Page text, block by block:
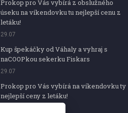
Prokop pro Vás vybírá z obslužného
úseku na víkendovku tu nejlepší cenu z
letáku!
29.07
Kup špekáčky od Váhaly a vyhraj s
naCOOPkou sekerku Fiskars
29.07
Prokop pro Vás vybírá na víkendovku ty
nejlepší ceny z letáku!